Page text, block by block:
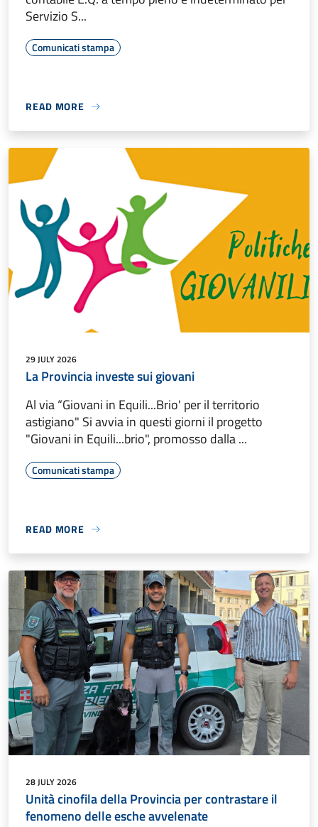
Servizio S...
Comunicati stampa
READ MORE
29 JULY 2026
La Provincia investe sui giovani
Al via “Giovani in Equili...Brio' per il territorio
astigiano" Si avvia in questi giorni il progetto
"Giovani in Equili...brio", promosso dalla ...
Comunicati stampa
READ MORE
28 JULY 2026
Unità cinofila della Provincia per contrastare il
fenomeno delle esche avvelenate